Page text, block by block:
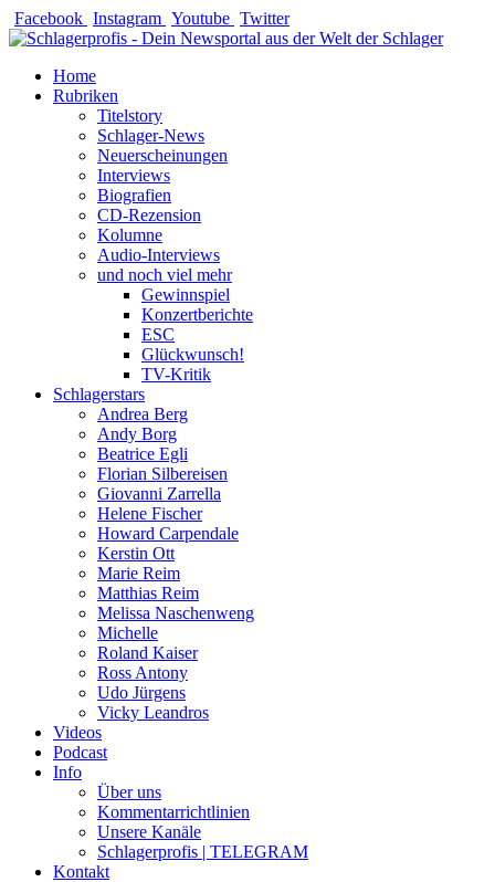
Zum
Inhalt
Facebook Instagram Youtube Twitter
Home
Rubriken
Titelstory
Schlager-News
Neuerscheinungen
Interviews
Biografien
CD-Rezension
Kolumne
Audio-Interviews
und noch viel mehr
Gewinnspiel
Konzertberichte
ESC
Glückwunsch!
TV-Kritik
Schlagerstars
Andrea Berg
Andy Borg
Beatrice Egli
Florian Silbereisen
Giovanni Zarrella
Helene Fischer
Howard Carpendale
Kerstin Ott
Marie Reim
Matthias Reim
Melissa Naschenweng
Michelle
Roland Kaiser
Ross Antony
Udo Jürgens
Vicky Leandros
Videos
Podcast
Info
Über uns
Kommentarrichtlinien
Unsere Kanäle
Schlagerprofis | TELEGRAM
Kontakt